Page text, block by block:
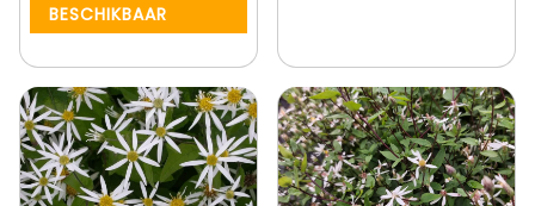
BESCHIKBAAR